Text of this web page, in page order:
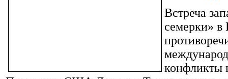
Встреча
семерки» в
конфликты